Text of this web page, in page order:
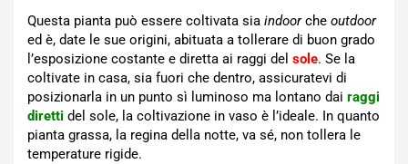
Questa pianta può essere coltivata sia indoorche outdoor
ed è, date le sue origini, abituata a tollerare di buon grado
l’esposizione costante e diretta ai raggi del sole. Se la
coltivate in casa, sia fuori che dentro, assicuratevi di
posizionarla in un punto sì luminoso ma lontano dai raggi
diretti del sole, la coltivazione in vaso è l’ideale. In quanto
pianta grassa, la regina della notte, va sé, non tollera le
temperature rigide.